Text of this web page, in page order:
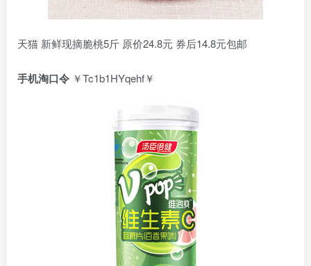
天猫 新鲜现摘脆桃5斤 原价24.8元 券后14.8元包邮
手机淘口令 ￥Tc1b1HYqehf￥